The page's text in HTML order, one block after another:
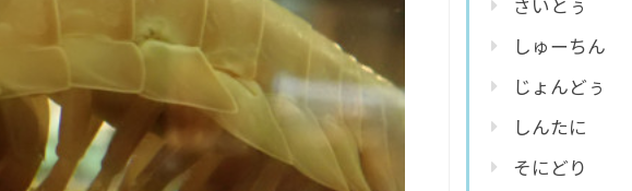
さいとぅ
しゅーちん
じょんどぅ
しんたに
そにどり